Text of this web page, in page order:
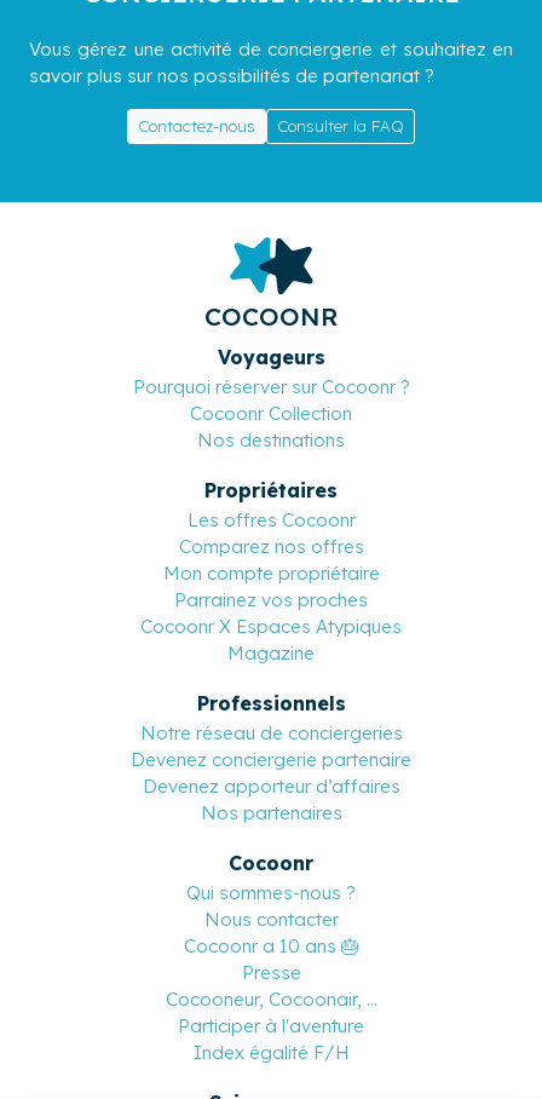
Vous gérez une activité de conciergerie et souhaitez en
savoir plus sur nos possibilités de partenariat ?
Contactez-nous Consulter la FAQ
COCOONR
Voyageurs
Pourquoi réserver sur Cocoonr ?
Cocoonr Collection
Nos destinations
Propriétaires
Les offres Cocoonr
Comparez nos offres
Mon compte propriétaire
Parrainez vos proches
Cocoonr X Espaces Atypiques
Magazine
Professionnels
Notre réseau de conciergeries
Devenez conciergerie partenaire
Devenez apporteur d’affaires
Nos partenaires
Cocoonr
Qui sommes-nous ?
Nous contacter
Cocoonr a 10 ans 🎂
Presse
Cocooneur, Cocoonair, ...
Participer à l'aventure
Index égalité F/H